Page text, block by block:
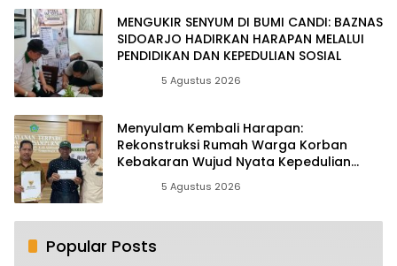
MENGUKIR SENYUM DI BUMI CANDI: BAZNAS
SIDOARJO HADIRKAN HARAPAN MELALUI
PENDIDIKAN DAN KEPEDULIAN SOSIAL
5 Agustus 2026
Menyulam Kembali Harapan:
Rekonstruksi Rumah Warga Korban
Kebakaran Wujud Nyata Kepedulian
5 Agustus 2026
Popular Posts